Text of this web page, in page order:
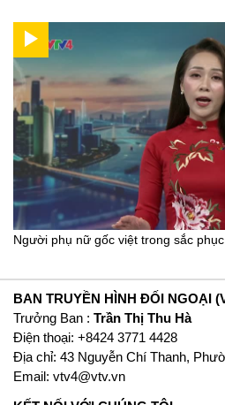
Người phụ nữ gốc việt trong sắc
BAN TRUYỀN HÌNH ĐỐI NGOẠI
Trưởng Ban : Trần Thị Thu Hà
Ðiện thoại: +8424 3771 4428
Địa chỉ: 43 Nguyễn Chí Thanh,
Email: vtv4@vtv.vn